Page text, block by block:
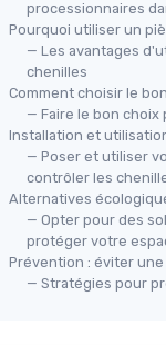
processionnaires
Pourquoi utiliser un
— Les avantages
chenilles
Comment choisir le
— Faire le bon choix
Installation et
— Poser et utiliser
contrôler les
Alternatives
— Opter pour des
protéger votre
Prévention : éviter
— Stratégies pour